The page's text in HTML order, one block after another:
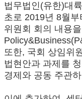
법무법인(유한)대
초로 2019년 8월부
위원회 회의 내용
또한, 국회 상임위
법현안과 과제를
경제와 공동 주관